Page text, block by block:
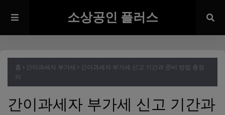
소상공인 플러스
홈 간이과세자 부가세
간이과세자 부가세 신고 기간과 준비 방법 총정
리
간이과세자 부가세 신고 기간과